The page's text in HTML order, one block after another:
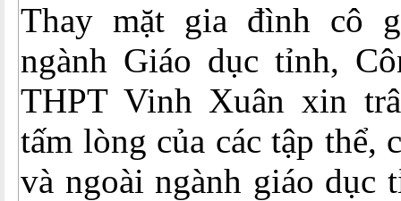
Thay mặt gia đình cô
ngành Giáo dục tỉnh,
THPT Vinh Xuân xin
tấm lòng của các tập thể,
và ngoài ngành giáo dục